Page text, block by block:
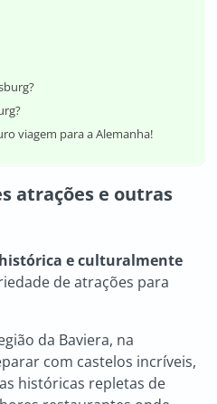
viagem para a Alemanha!
atrações e outras
e culturalmente
de atrações para
da Baviera, na
com castelos incríveis,
históricas repletas de